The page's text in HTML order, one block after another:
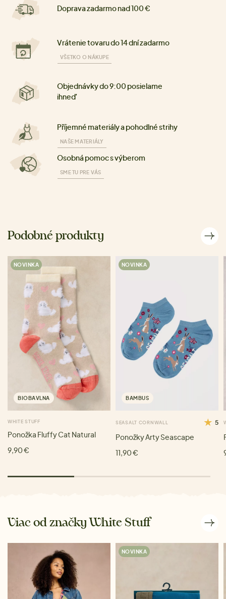
Doprava zadarmo nad 100 €
Vrátenie tovaru do 14 dní zadarmo
VŠETKO O NÁKUPE
Objednávky do 9:00 posielame
ihneď
Příjemné materiály a pohodlné strihy
NAŠE MATERIÁLY
Osobná pomoc s výberom
SME TU PRE VÁS
Podobné produkty
NOVINKA
BIOBAVLNA
WHITE STUFF
Ponožka Fluffy Cat Natural
9,90 €
NOVINKA
BAMBUS
SEASALT CORNWALL 5
Ponožky Arty Seascape
11,90 €
Viac od značky White Stuff
NOVINKA